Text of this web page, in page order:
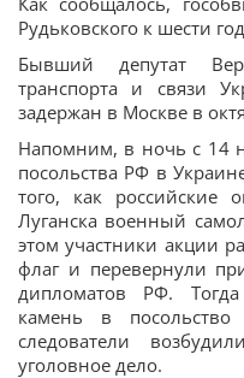
Рудьковского к шести
Бывший депутат
транспорта и связи
задержан в Москве в
Напомним, в ночь с 14
посольства РФ в
того, как российские
Луганска военный
этом участники акции
флаг и перевернули
дипломатов РФ.
камень в
следователи
уголовное дело.